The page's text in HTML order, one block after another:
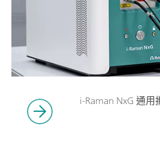
i-Raman NxG 通